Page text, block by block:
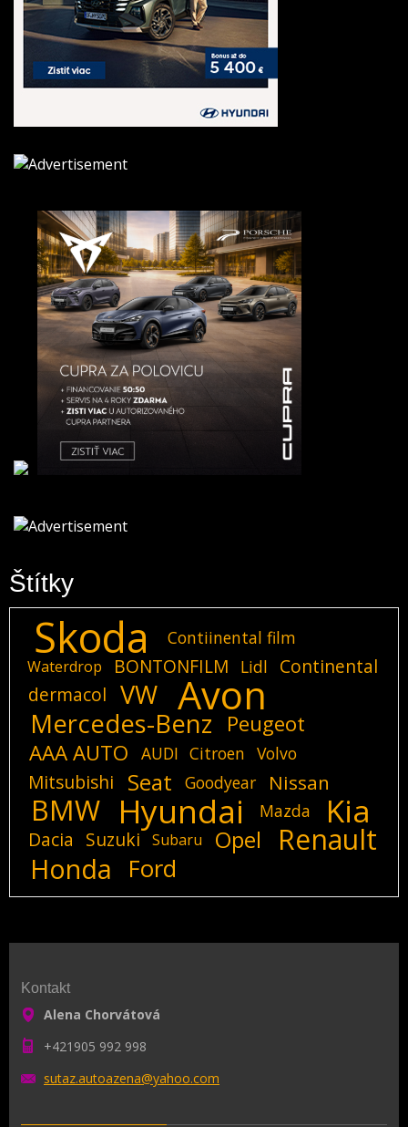
Štítky
Skoda Contiinental film
Waterdrop BONTONFILM Lidl
Continental
dermacol
VW Avon
Mercedes-Benz
Peugeot
AAA AUTO
AUDI Citroen Volvo
Mitsubishi Seat Goodyear Nissan
BMW Hyundai Mazda Kia
Dacia Suzuki Subaru Opel Renault
Honda Ford
Kontakt
Alena Chorvátová
+421905 992 998
sutaz.autoazena@yahoo.com